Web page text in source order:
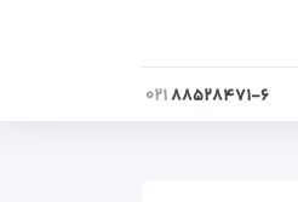
۸۸۵۲۸۴۷۱-۶۰۲۱